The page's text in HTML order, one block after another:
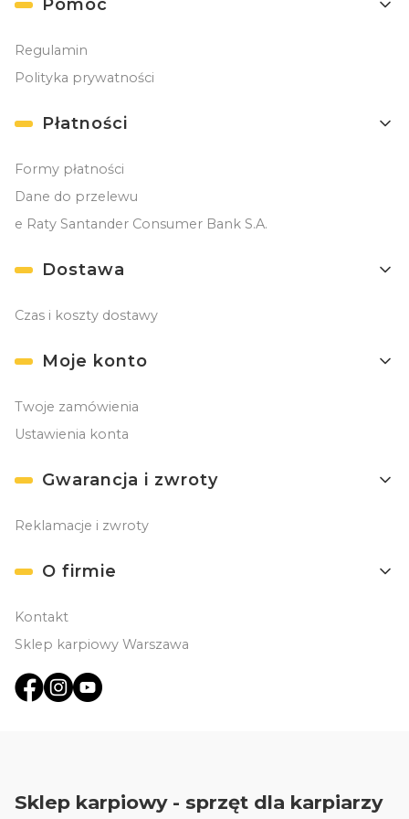
Pomoc
Regulamin
Polityka prywatności
Płatności
Formy płatności
Dane do przelewu
e Raty Santander Consumer Bank S.A.
Dostawa
Czas i koszty dostawy
Moje konto
Twoje zamówienia
Ustawienia konta
Gwarancja i zwroty
Reklamacje i zwroty
O firmie
Kontakt
Sklep karpiowy Warszawa
Sklep karpiowy - sprzęt dla karpiarzy